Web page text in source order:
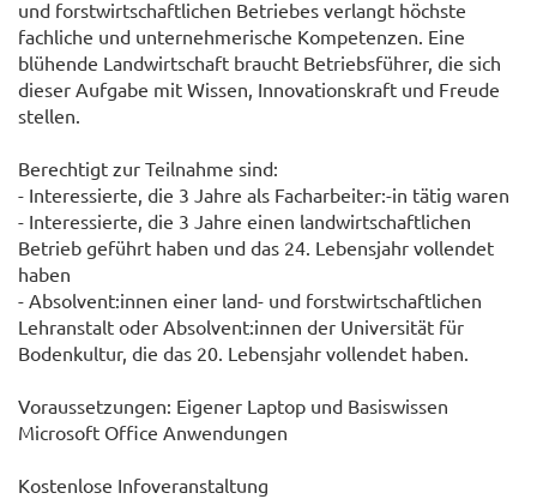
und forstwirtschaftlichen Betriebes verlangt höchste
fachliche und unternehmerische Kompetenzen. Eine
blühende Landwirtschaft braucht Betriebsführer, die sich
dieser Aufgabe mit Wissen, Innovationskraft und Freude
stellen.
Berechtigt zur Teilnahme sind:
- Interessierte, die 3 Jahre als Facharbeiter:-in tätig waren
- Interessierte, die 3 Jahre einen landwirtschaftlichen
Betrieb geführt haben und das 24. Lebensjahr vollendet
haben
- Absolvent:innen einer land- und forstwirtschaftlichen
Lehranstalt oder Absolvent:innen der Universität für
Bodenkultur, die das 20. Lebensjahr vollendet haben.
Voraussetzungen: Eigener Laptop und Basiswissen
Microsoft Office Anwendungen
Kostenlose Infoveranstaltung